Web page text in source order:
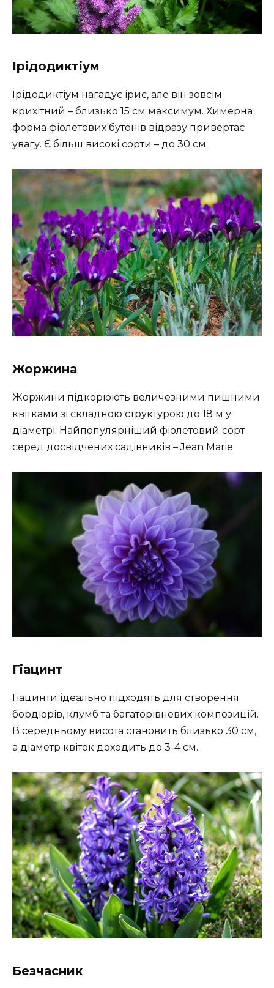
Ірідодиктіум
Ірідодиктіум нагадує ірис, але він зовсім
крихітний – близько 15 см максимум. Химерна
форма фіолетових бутонів відразу привертає
увагу. Є більш високі сорти – до 30 см.
Жоржина
Жоржини підкорюють величезними пишними
квітками зі складною структурою до 18 м у
діаметрі. Найпопулярніший фіолетовий сорт
серед досвідчених садівників – Jean Marie.
Гіацинт
Гіацинти ідеально підходять для створення
бордюрів, клумб та багаторівневих композицій.
В середньому висота становить близько 30 см,
а діаметр квіток доходить до 3-4 см.
Безчасник